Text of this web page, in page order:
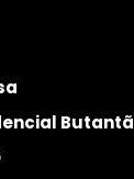
Butantã